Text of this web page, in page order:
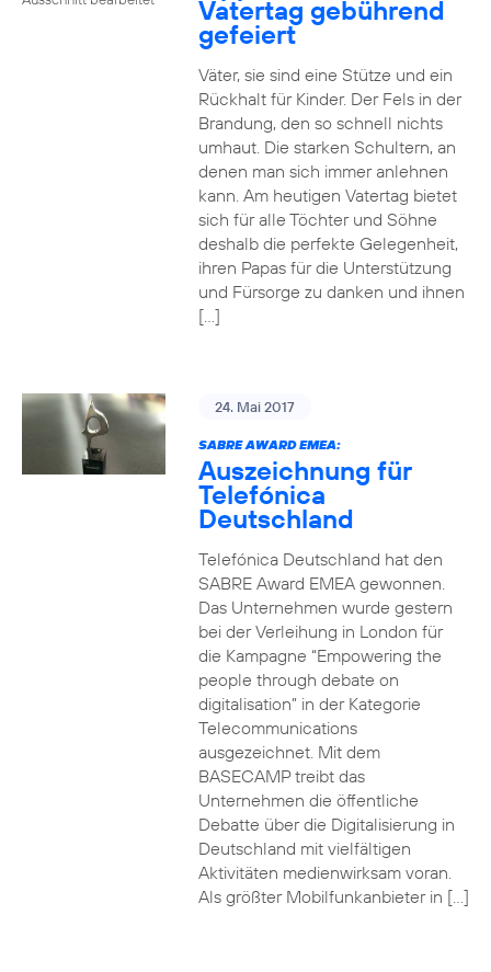
Vatertag gebührend
gefeiert
Väter, sie sind eine Stütze und ein
Rückhalt für Kinder. Der Fels in der
Brandung, den so schnell nichts
umhaut. Die starken Schultern, an
denen man sich immer anlehnen
kann. Am heutigen Vatertag bietet
sich für alle Töchter und Söhne
deshalb die perfekte Gelegenheit,
ihren Papas für die Unterstützung
und Fürsorge zu danken und ihnen
[…]
24. Mai 2017
SABRE AWARD EMEA:
Auszeichnung für
Telefónica
Deutschland
Telefónica Deutschland hat den
SABRE Award EMEA gewonnen.
Das Unternehmen wurde gestern
bei der Verleihung in London für
die Kampagne “Empowering the
people through debate on
digitalisation” in der Kategorie
Telecommunications
ausgezeichnet. Mit dem
BASECAMP treibt das
Unternehmen die öffentliche
Debatte über die Digitalisierung in
Deutschland mit vielfältigen
Aktivitäten medienwirksam voran.
Als größter Mobilfunkanbieter in […]